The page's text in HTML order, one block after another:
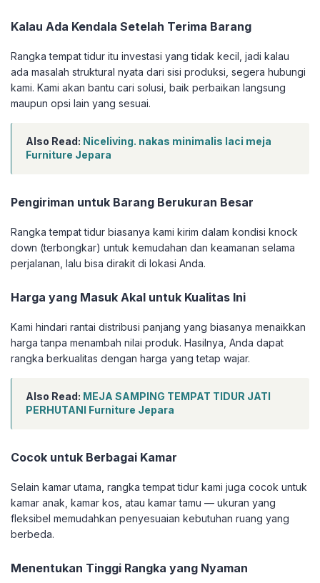
Kalau Ada Kendala Setelah Terima Barang
Rangka tempat tidur itu investasi yang tidak kecil, jadi kalau
ada masalah struktural nyata dari sisi produksi, segera hubungi
kami. Kami akan bantu cari solusi, baik perbaikan langsung
maupun opsi lain yang sesuai.
Also Read: Niceliving. nakas minimalis laci meja
Furniture Jepara
Pengiriman untuk Barang Berukuran Besar
Rangka tempat tidur biasanya kami kirim dalam kondisi knock
down (terbongkar) untuk kemudahan dan keamanan selama
perjalanan, lalu bisa dirakit di lokasi Anda.
Harga yang Masuk Akal untuk Kualitas Ini
Kami hindari rantai distribusi panjang yang biasanya menaikkan
harga tanpa menambah nilai produk. Hasilnya, Anda dapat
rangka berkualitas dengan harga yang tetap wajar.
Also Read: MEJA SAMPING TEMPAT TIDUR JATI
PERHUTANI Furniture Jepara
Cocok untuk Berbagai Kamar
Selain kamar utama, rangka tempat tidur kami juga cocok untuk
kamar anak, kamar kos, atau kamar tamu — ukuran yang
fleksibel memudahkan penyesuaian kebutuhan ruang yang
berbeda.
Menentukan Tinggi Rangka yang Nyaman